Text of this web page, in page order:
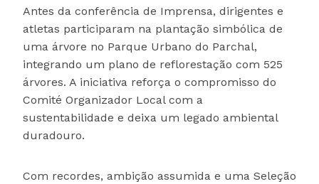
Antes da conferência de Imprensa, dirigentes e
atletas participaram na plantação simbólica de
uma árvore no Parque Urbano do Parchal,
integrando um plano de reflorestação com 525
árvores. A iniciativa reforça o compromisso do
Comité Organizador Local com a
sustentabilidade e deixa um legado ambiental
duradouro.
Com recordes, ambição assumida e uma Seleção